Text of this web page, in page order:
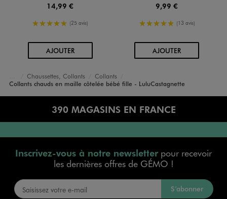
14,99 €
5/5 de moyenne
(25 avis)
AJOUTERAU PANIER
9,99 €
5/5 de moyenne
(13 avis)
AJOUTERAU PANIER
Accueil
Bébé
Vêtements Fille
Chaussettes, Collants
Collants
Collants chauds en maille côtelée bébé fille - LuluCastagnette
390 MAGASINS EN FRANCE
Inscrivez-vous à notre newsletterpour recevoir
les dernières offres de GÉMO !
S’abonner